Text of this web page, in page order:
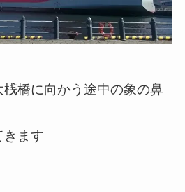
橋に向かう途中の象の鼻
きます